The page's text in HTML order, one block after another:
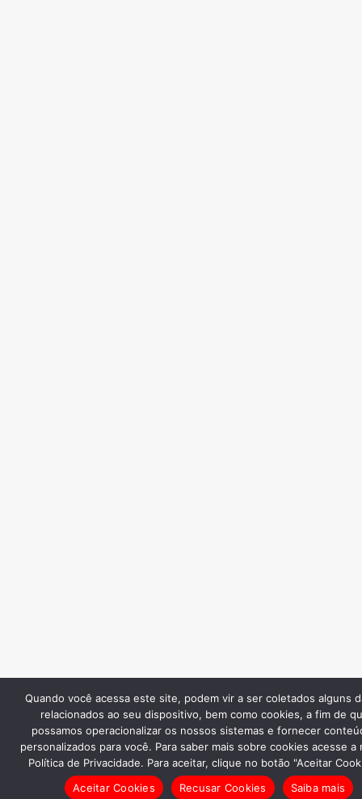
Quando você acessa este site, podem vir a ser coletados alguns
relacionados ao seu dispositivo, bem como cookies, a fim de
possamos operacionalizar os nossos sistemas e fornecer
personalizados para você. Para saber mais sobre cookies acesse a
Política de Privacidade. Para aceitar, clique no botão "Aceitar
Aceitar Cookies
Recusar Cookies Saiba mais